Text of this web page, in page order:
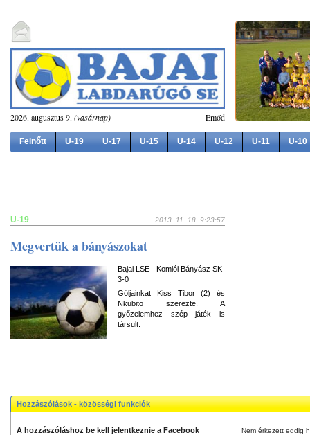
2026. augusztus 9. (vasárnap) Emőd
Felnőtt U-19 U-17 U-15 U-14 U-12 U-11 U-10
U-19 2013. 11. 18. 9:23:57
Megvertük a bányászokat
Bajai LSE - Komlói Bányász SK
3-0
Góljainkat Kiss Tibor (2) és
Nkubito szerezte. A
győzelemhez szép játék is
társult.
Hozzászólások - közösségi funkciók
A hozzászóláshoz be kell jelentkeznie a Facebook
Nem érkezett eddig